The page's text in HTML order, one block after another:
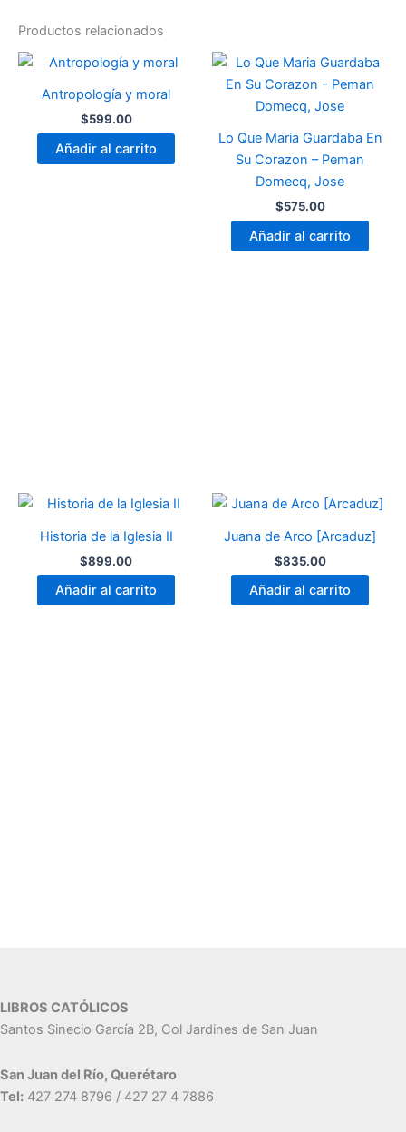
Productos relacionados
Antropología y moral
$599.00
Añadir al carrito
Lo Que Maria Guardaba En
Su Corazon – Peman
Domecq, Jose
$575.00
Añadir al carrito
Historia de la Iglesia II
$899.00
Añadir al carrito
Juana de Arco [Arcaduz]
$835.00
Añadir al carrito
LIBROS CATÓLICOS
Santos Sinecio García 2B, Col Jardines de San Juan
San Juan del Río, Querétaro
Tel: 427 274 8796 / 427 27 4 7886